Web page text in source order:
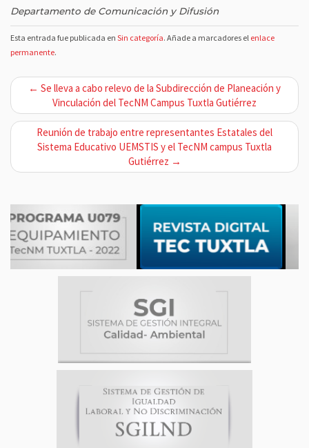
Departamento de Comunicación y Difusión
Esta entrada fue publicada en Sin categoría. Añade a marcadores el enlace
permanente.
N
a
v
a
i
ó
n
d
← Se lleva a cabo relevo de la Subdirección de Planeación y
Vinculación del TecNM Campus Tuxtla Gutiérrez
Reunión de trabajo entre representantes Estatales del
Sistema Educativo UEMSTIS y el TecNM campus Tuxtla
Gutiérrez →